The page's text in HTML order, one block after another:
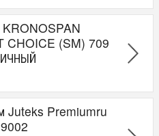
KRONOSPAN
CHOICE (SM) 709
Juteks Premiumru